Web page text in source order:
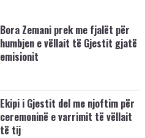
Bora Zemani prek me fjalët për
humbjen e vëllait të Gjestit gjatë
emisionit
Ekipi i Gjestit del me njoftim për
ceremoninë e varrimit të vëllait
të tij